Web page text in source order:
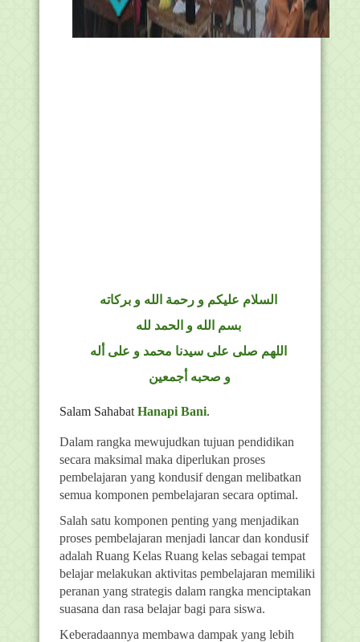
السلام عليكم و رحمة الله و بركاته
بسم الله و الحمد لله
اللهم صلى على سيدنا محمد و على أله
و صحبه أجمعين
Salam Sahabat Hanapi Bani.
Dalam rangka mewujudkan tujuan pendidikan
secara maksimal maka diperlukan proses
pembelajaran yang kondusif dengan melibatkan
semua komponen pembelajaran secara optimal.
Salah satu komponen penting yang menjadikan
proses pembelajaran menjadi lancar dan kondusif
adalah Ruang Kelas Ruang kelas sebagai tempat
belajar melakukan aktivitas pembelajaran memiliki
peranan yang strategis dalam rangka menciptakan
suasana dan rasa belajar bagi para siswa.
Keberadaannya membawa dampak yang lebih